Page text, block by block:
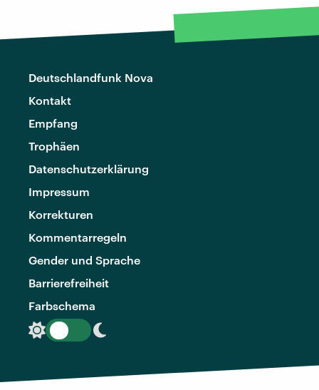
Deutschlandfunk Nova
Kontakt
Empfang
Trophäen
Datenschutzerklärung
Impressum
Korrekturen
Kommentarregeln
Gender und Sprache
Barrierefreiheit
Farbschema